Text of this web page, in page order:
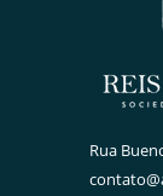
Rua